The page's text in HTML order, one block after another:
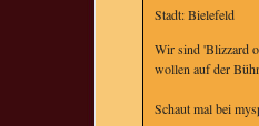
Stadt: Bielefeld
Wir sind 'Blizzard
wollen auf der
Schaut mal bei